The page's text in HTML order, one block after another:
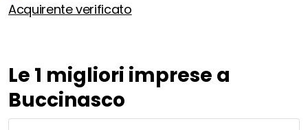
Acquirente verificato
Le 1 migliori imprese a
Buccinasco